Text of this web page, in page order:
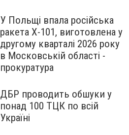
У Польщі впала російська
ракета X-101, виготовлена у
другому кварталі 2026 року
в Московській області -
прокуратура
ДБР проводить обшуки у
понад 100 ТЦК по всій
Україні